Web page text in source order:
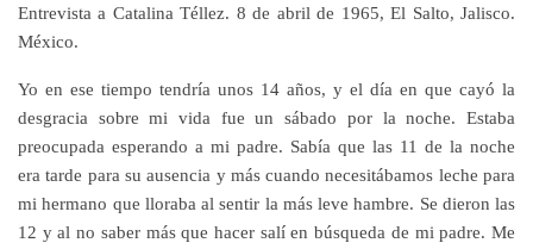
Entrevista a Catalina Téllez. 8 de abril de 1965, El Salto, Jalisco.
México.
Yo en ese tiempo tendría unos 14 años, y el día en que cayó la
desgracia sobre mi vida fue un sábado por la noche. Estaba
preocupada esperando a mi padre. Sabía que las 11 de la noche
era tarde para su ausencia y más cuando necesitábamos leche para
mi hermano que lloraba al sentir la más leve hambre. Se dieron las
12 y al no saber más que hacer salí en búsqueda de mi padre. Me